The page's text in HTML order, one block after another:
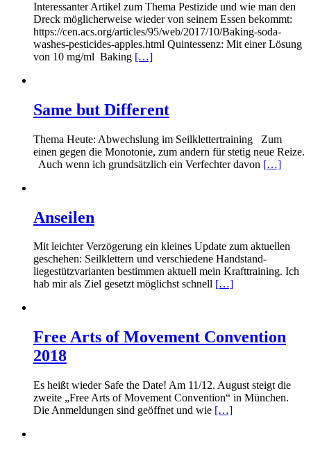
Interessanter Artikel zum Thema Pestizide und wie man den
Dreck möglicherweise wieder von seinem Essen bekommt:
https://cen.acs.org/articles/95/web/2017/10/Baking-soda-
washes-pesticides-apples.html Quintessenz: Mit einer Lösung
von 10 mg/ml Baking […]
Same but Different
Thema Heute: Abwechslung im Seilklettertraining Zum
einen gegen die Monotonie, zum andern für stetig neue Reize.
Auch wenn ich grundsätzlich ein Verfechter davon […]
Anseilen
Mit leichter Verzögerung ein kleines Update zum aktuellen
geschehen: Seilklettern und verschiedene Handstand-
liegestützvarianten bestimmen aktuell mein Krafttraining. Ich
hab mir als Ziel gesetzt möglichst schnell […]
Free Arts of Movement Convention
2018
Es heißt wieder Safe the Date! Am 11/12. August steigt die
zweite „Free Arts of Movement Convention“ in München.
Die Anmeldungen sind geöffnet und wie […]